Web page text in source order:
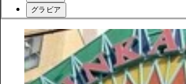
グラビア